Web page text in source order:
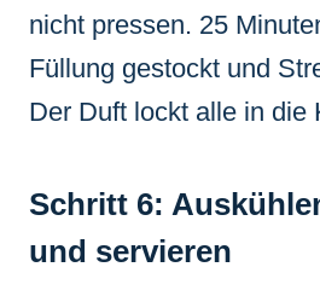
nicht pressen. 25
Füllung gestockt und
Der Duft lockt alle in die
Schritt 6:
und servieren